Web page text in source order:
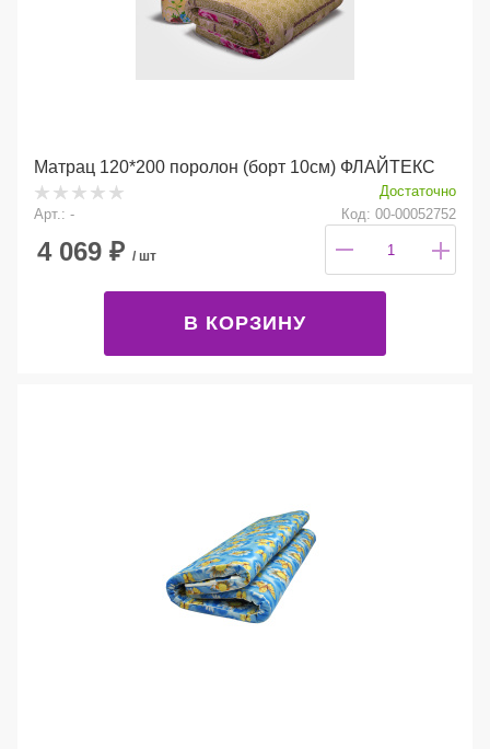
Матрац 120*200 поролон (борт 10см) ФЛАЙТЕКС
Достаточно
Арт.: -
Код: 00-00052752
4 069 ₽ / шт
В КОРЗИНУ